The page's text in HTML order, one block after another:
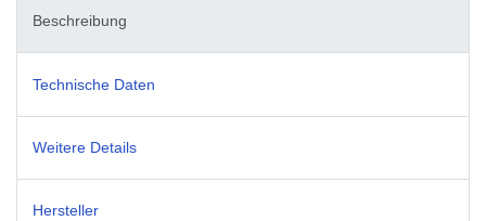
Beschreibung
Technische Daten
Weitere Details
Hersteller